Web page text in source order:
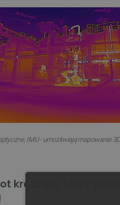
IMU - umożliwiają mapowanie
kroczący klasy